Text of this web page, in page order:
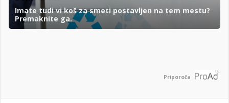
Imate tudi vi koš za smeti postavljen na tem mestu?
Premaknite ga.
Priporoča